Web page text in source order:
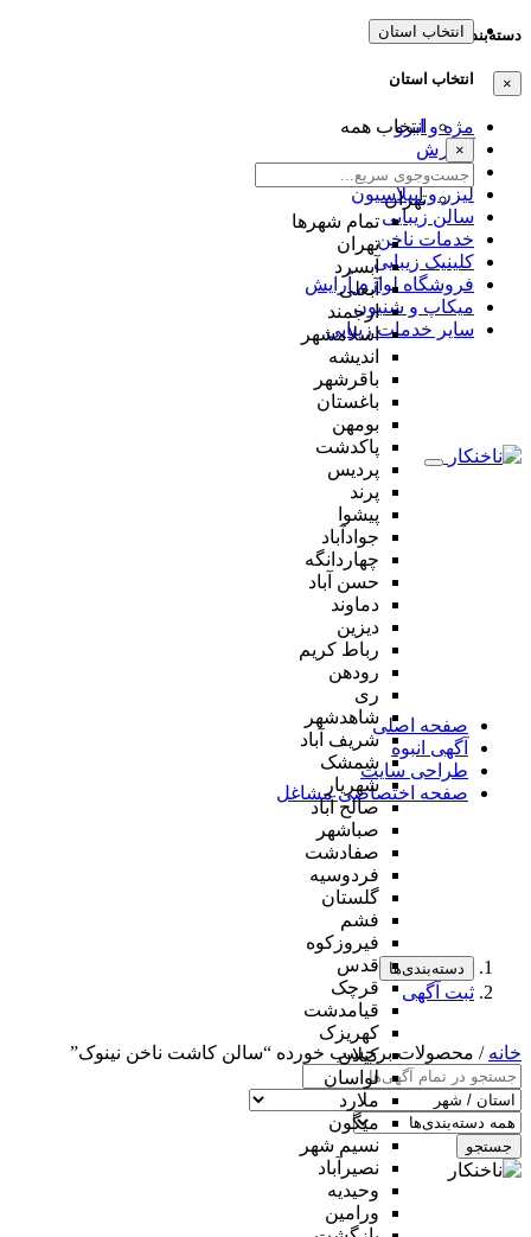
دسته‌بندی‌ها
×
مژه و ابرو
آموزش
عروس
لیزر و اپیلاسیون
سالن زیبایی
خدمات ناخن
کلینیک زیبایی
فروشگاه لوازم آرایش
میکاپ و شنیون
سایر خدمات زیبایی
انتخاب استان
انتخاب استان
انتخاب همه
×
تهران
تمام شهر‌ها
تهران
آبسرد
آبعلی
ارجمند
اسلامشهر
اندیشه
باقرشهر
باغستان
بومهن
پاکدشت
پردیس
پرند
پیشوا
جوادآباد
چهاردانگه
حسن آباد
دماوند
دیزین
رباط کریم
رودهن
ری
شاهدشهر
شریف آباد
شمشک
شهریار
صالح آباد
صباشهر
صفادشت
فردوسیه
گلستان
فشم
فیروزکوه
قدس
قرچک
قیامدشت
کهریزک
کیلان
لواسان
ملارد
میگون
نسیم شهر
نصیرآباد
وحیدیه
ورامین
صفحه اصلی
آگهی انبوه
طراحی سایت
صفحه اختصاصی مشاغل
دسته‌بندی‌ها
ثبت آگهی
خانه / محصولات برچسب خورده “سالن کاشت ناخن نینوک”
جستجو